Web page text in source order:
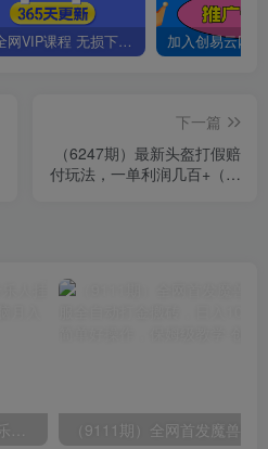
全网VIP课程 无损下载~
下一篇
（6247期）最新头盔打假赔
付玩法，一单利润几百+（仅